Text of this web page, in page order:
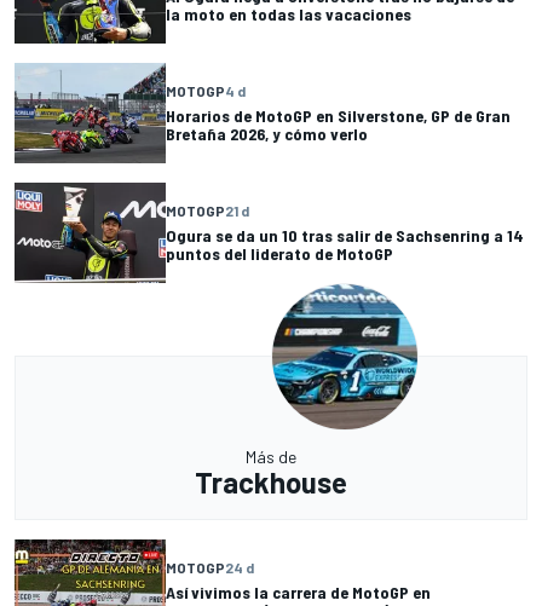
la moto en todas las vacaciones
MOTOGP4 d
Horarios de MotoGP en Silverstone, GP de Gran
Bretaña 2026, y cómo verlo
MOTOGP21 d
Ogura se da un 10 tras salir de Sachsenring a 14
puntos del liderato de MotoGP
Más de
Trackhouse
MOTOGP24 d
Así vivimos la carrera de MotoGP en